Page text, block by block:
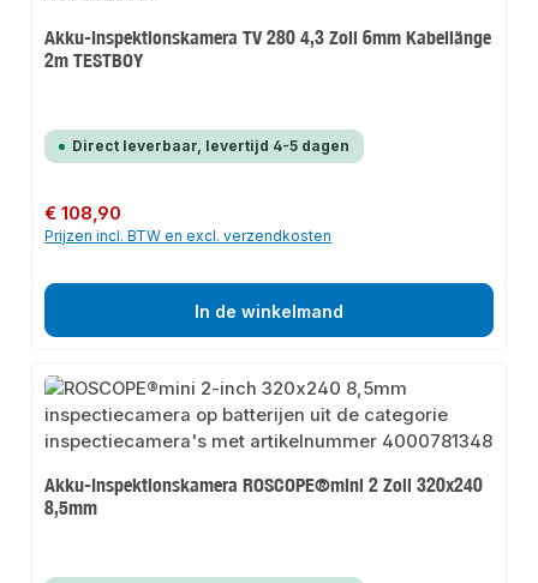
Akku-Inspektionskamera TV 280 4,3 Zoll 6mm Kabellänge
2m TESTBOY
Direct leverbaar, levertijd 4-5 dagen
Normale prijs:
€ 108,90
Prijzen incl. BTW en excl. verzendkosten
In de winkelmand
Akku-Inspektionskamera ROSCOPE®mini 2 Zoll 320x240
8,5mm